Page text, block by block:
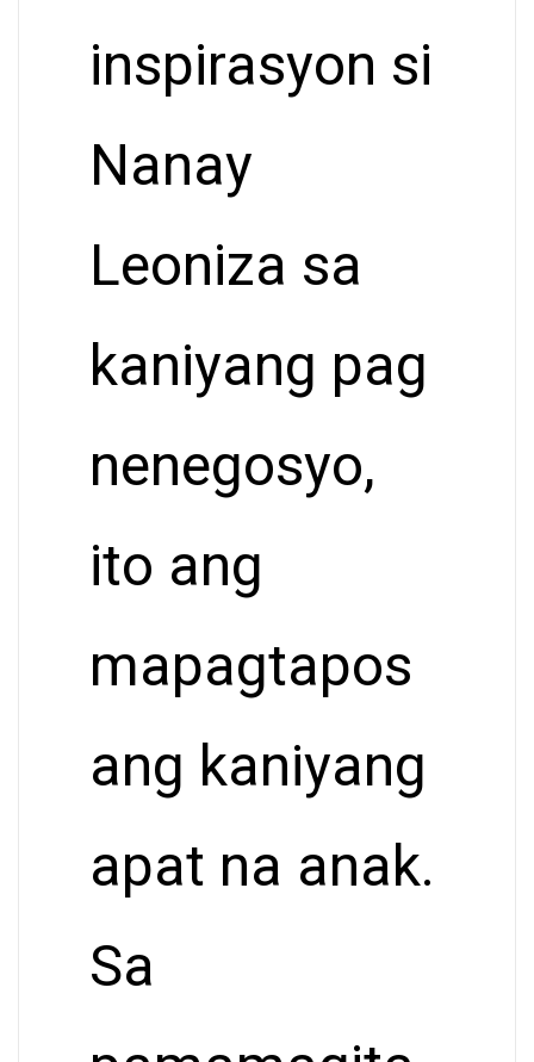
inspirasyon si
Nanay
Leoniza sa
kaniyang pag
nenegosyo,
ito ang
mapagtapos
ang kaniyang
apat na anak.
Sa